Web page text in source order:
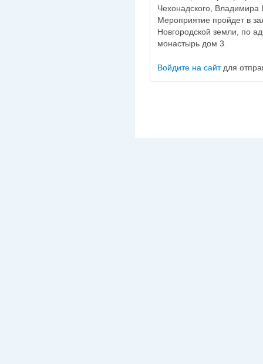
Чехонадского,
Мероприятие пройдет в
Новгородской земли, по
монастырь дом 3.
Войдите на сайтдля